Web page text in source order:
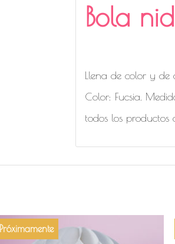
Bola
Llena de color y de
Color: Fucsia.
todos los
Próximamente